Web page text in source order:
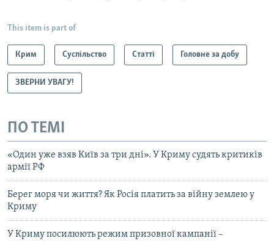
This item is part of
Крим Суспільство Статті Головне за добу
ЗВЕРНИ УВАГУ!
ПО ТЕМІ
«Один уже взяв Київ за три дні». У Криму судять критиків
армії РФ
Берег моря чи життя? Як Росія платить за війну землею у
Криму
У Криму посилюють режим призовної кампанії –